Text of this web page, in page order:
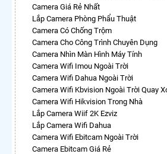
Camera Giá Rẻ Nhất
Lắp Camera Phòng Phẩu Thuật
Camera Có Chống Trộm
Camera Cho Công Trình Chuyên Dụng
Camera Nhìn Màn Hình Máy Tính
Camera Wifi Imou Ngoài Trời
Camera Wifi Dahua Ngoài Trời
Camera Wifi Kbvision Ngoài Trời Quay
Camera Wifi Hikvision Trong Nhà
Lắp Camera Wiif 2K Ezviz
Lắp Camera Wifi Dahua
Camera Wifi Ebitcam Ngoài Trời
Camera Ebitcam Giá Rẻ